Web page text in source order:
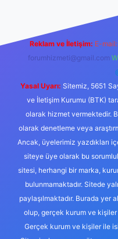
Reklam ve İletişim: E-mail:
forumhizmeti@gmail.com
Yasal Uyarı: Sitemiz, 5651
ve İletişim Kurumu (BTK)
olarak hizmet vermektedir.
olarak denetleme veya
Ancak, üyelerimiz yazdıkları
siteye üye olarak bu
sitesi, herhangi bir marka,
bulunmamaktadır. Sitede
paylaşılmaktadır. Burada yer
olup, gerçek kurum ve kişiler
Gerçek kurum ve kişiler ile